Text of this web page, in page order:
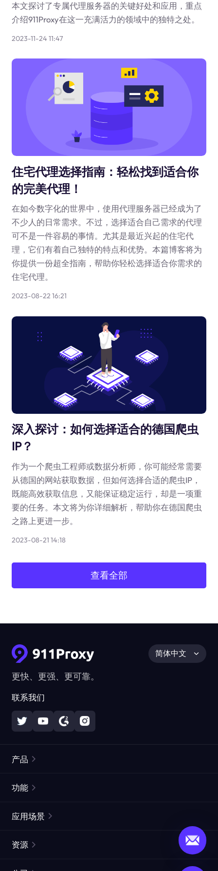
本文探讨了专属代理服务器的关键好处和应用，重点
介绍911Proxy在这一充满活力的领域中的独特之处。
2023-11-24 11:47
住宅代理选择指南：轻松找到适合你
的完美代理！
在如今数字化的世界中，使用代理服务器已经成为了
不少人的日常需求。不过，选择适合自己需求的代理
可不是一件容易的事情。尤其是最近兴起的住宅代
理，它们有着自己独特的特点和优势。本篇博客将为
你提供一份超全指南，帮助你轻松选择适合你需求的
住宅代理。
2023-08-22 16:21
深入探讨：如何选择适合的德国爬虫
IP？
作为一个爬虫工程师或数据分析师，你可能经常需要
从德国的网站获取数据，但如何选择合适的爬虫IP，
既能高效获取信息，又能保证稳定运行，却是一项重
要的任务。本文将为你详细解析，帮助你在德国爬虫
之路上更进一步。
2023-08-21 14:18
查看全部
更快、更强、更可靠。
联系我们
简体中文
产品
静态住宅代理
功能
ISP代理
应用场景
资源